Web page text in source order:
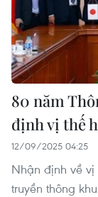
80 năm
định vị thế
12/09/2025 04:25
Nhận định về vị
truyền thông